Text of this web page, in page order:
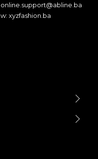
online.support@abline.ba
w: xyzfashion.ba